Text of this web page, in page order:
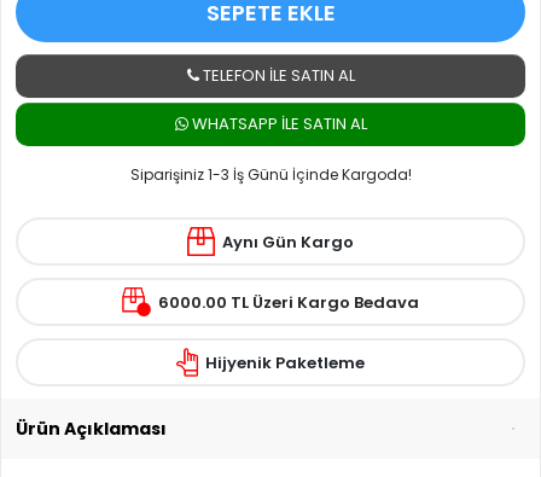
SEPETE EKLE
TELEFON İLE SATIN AL
WHATSAPP ILE SATIN AL
Siparişiniz 1-3 İş Günü İçinde Kargoda!
Aynı Gün Kargo
6000.00 TL Üzeri Kargo Bedava
Hijyenik Paketleme
Ürün Açıklaması